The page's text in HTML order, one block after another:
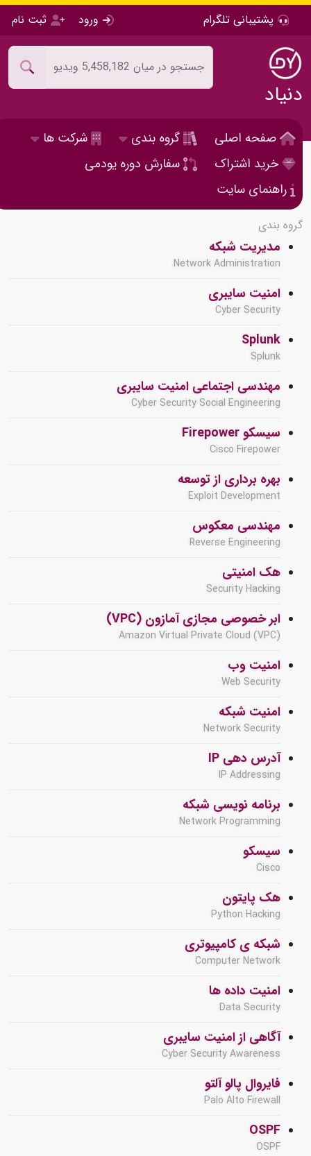
پشتیبانی تلگرام ورود ثبت نام
دنیاد
صفحه اصلی گروه بندی
شرکت ها
خرید اشتراک
سفارش دوره یودمی
راهنمای سایت
گروه بندی
مدیریت شبکه
Network Administration
امنیت سایبری
Cyber Security
Splunk
Splunk
مهندسی اجتماعی امنیت سایبری
Cyber Security Social Engineering
سیسکو Firepower
Cisco Firepower
بهره برداری از توسعه
Exploit Development
مهندسی معکوس
Reverse Engineering
هک امنیتی
Security Hacking
ابر خصوصی مجازی آمازون (VPC)
Amazon Virtual Private Cloud (VPC)
امنیت وب
Web Security
امنیت شبکه
Network Security
آدرس دهی IP
IP Addressing
برنامه نویسی شبکه
Network Programming
سیسکو
Cisco
هک پایتون
Python Hacking
شبکه ی کامپیوتری
Computer Network
امنیت داده ها
Data Security
آگاهی از امنیت سایبری
Cyber Security Awareness
فایروال پالو آلتو
Palo Alto Firewall
OSPF
OSPF